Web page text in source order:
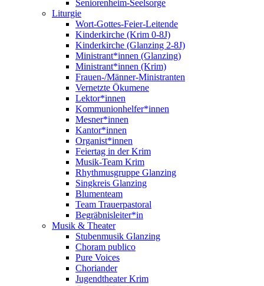
Seniorenheim-Seelsorge
Liturgie
Wort-Gottes-Feier-Leitende
Kinderkirche (Krim 0-8J)
Kinderkirche (Glanzing 2-8J)
Ministrant*innen (Glanzing)
Ministrant*innen (Krim)
Frauen-/Männer-Ministranten
Vernetzte Ökumene
Lektor*innen
Kommunionhelfer*innen
Mesner*innen
Kantor*innen
Organist*innen
Feiertag in der Krim
Musik-Team Krim
Rhythmusgruppe Glanzing
Singkreis Glanzing
Blumenteam
Team Trauerpastoral
Begräbnisleiter*in
Musik & Theater
Stubenmusik Glanzing
Choram publico
Pure Voices
Choriander
Jugendtheater Krim